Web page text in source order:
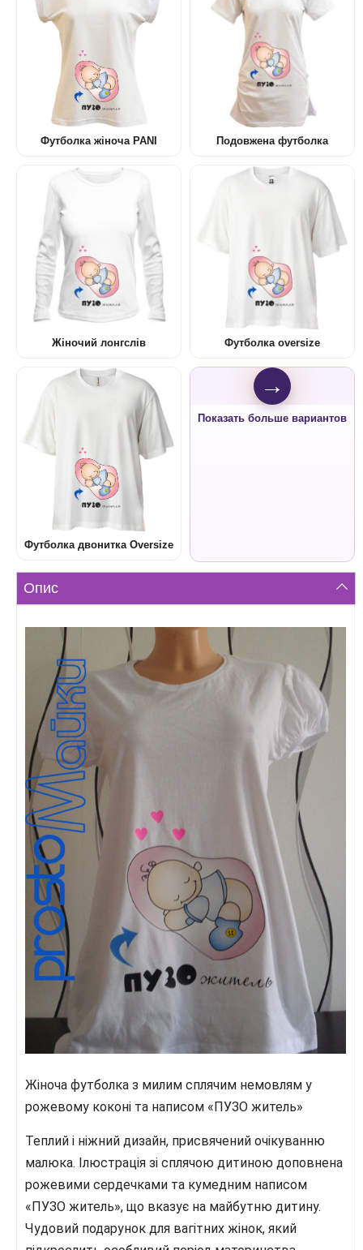
Футболка жіноча PANI Подовжена футболка
Жіночий лонгслів Футболка oversize
Футболка двонитка Oversize
→
Показать больше вариантов
Опис
Жіноча футболка з милим сплячим немовлям у
рожевому коконі та написом «ПУЗО житель»
Теплий і ніжний дизайн, присвячений очікуванню
малюка. Ілюстрація зі сплячою дитиною доповнена
рожевими сердечками та кумедним написом
«ПУЗО житель», що вказує на майбутню дитину.
Чудовий подарунок для вагітних жінок, який